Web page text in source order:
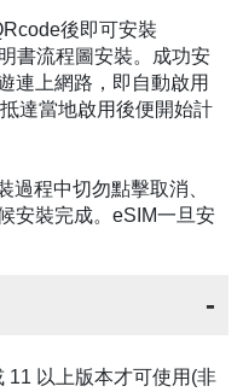
後即可安裝
書流程圖安裝。成功安
連上網路，即自動啟用
達當地啟用後便開始計
過程中切勿點擊取消、
安裝完成。eSIM一旦安
11 以上版本才可使用(非